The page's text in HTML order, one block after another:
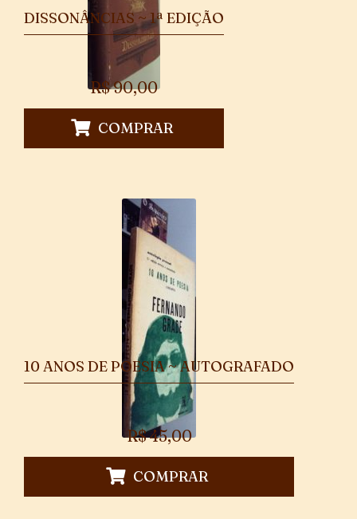
DISSONÂNCIAS ~ 1ª EDIÇÃO
R$90,00
COMPRAR
10 ANOS DE POESIA ~ AUTOGRAFADO
R$45,00
COMPRAR